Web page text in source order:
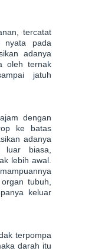
tercatat
nyata pada
adanya
oleh ternak
jatuh
dengan
ke batas
adanya
biasa,
lebih awal.
tubuh,
keluar
terpompa
darah itu